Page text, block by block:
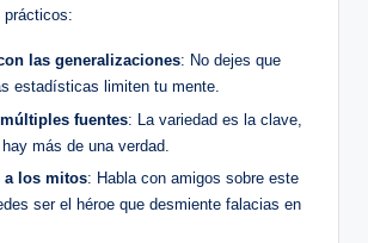
prácticos:
las generalizaciones: No dejes que
estadísticas limiten tu mente.
fuentes: La variedad es la clave,
más de una verdad.
a los mitos: Habla con amigos sobre este
ser el héroe que desmiente falacias en